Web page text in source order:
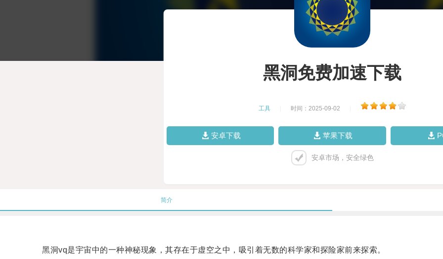
黑洞免费加速下载
工具 时间：2025-09-02
安卓下载 苹果下载
安卓市场，安全绿色
简介
黑洞vq是宇宙中的一种神秘现象，其存在于虚空之中，吸引着无数的科学家和探险家前来探索。